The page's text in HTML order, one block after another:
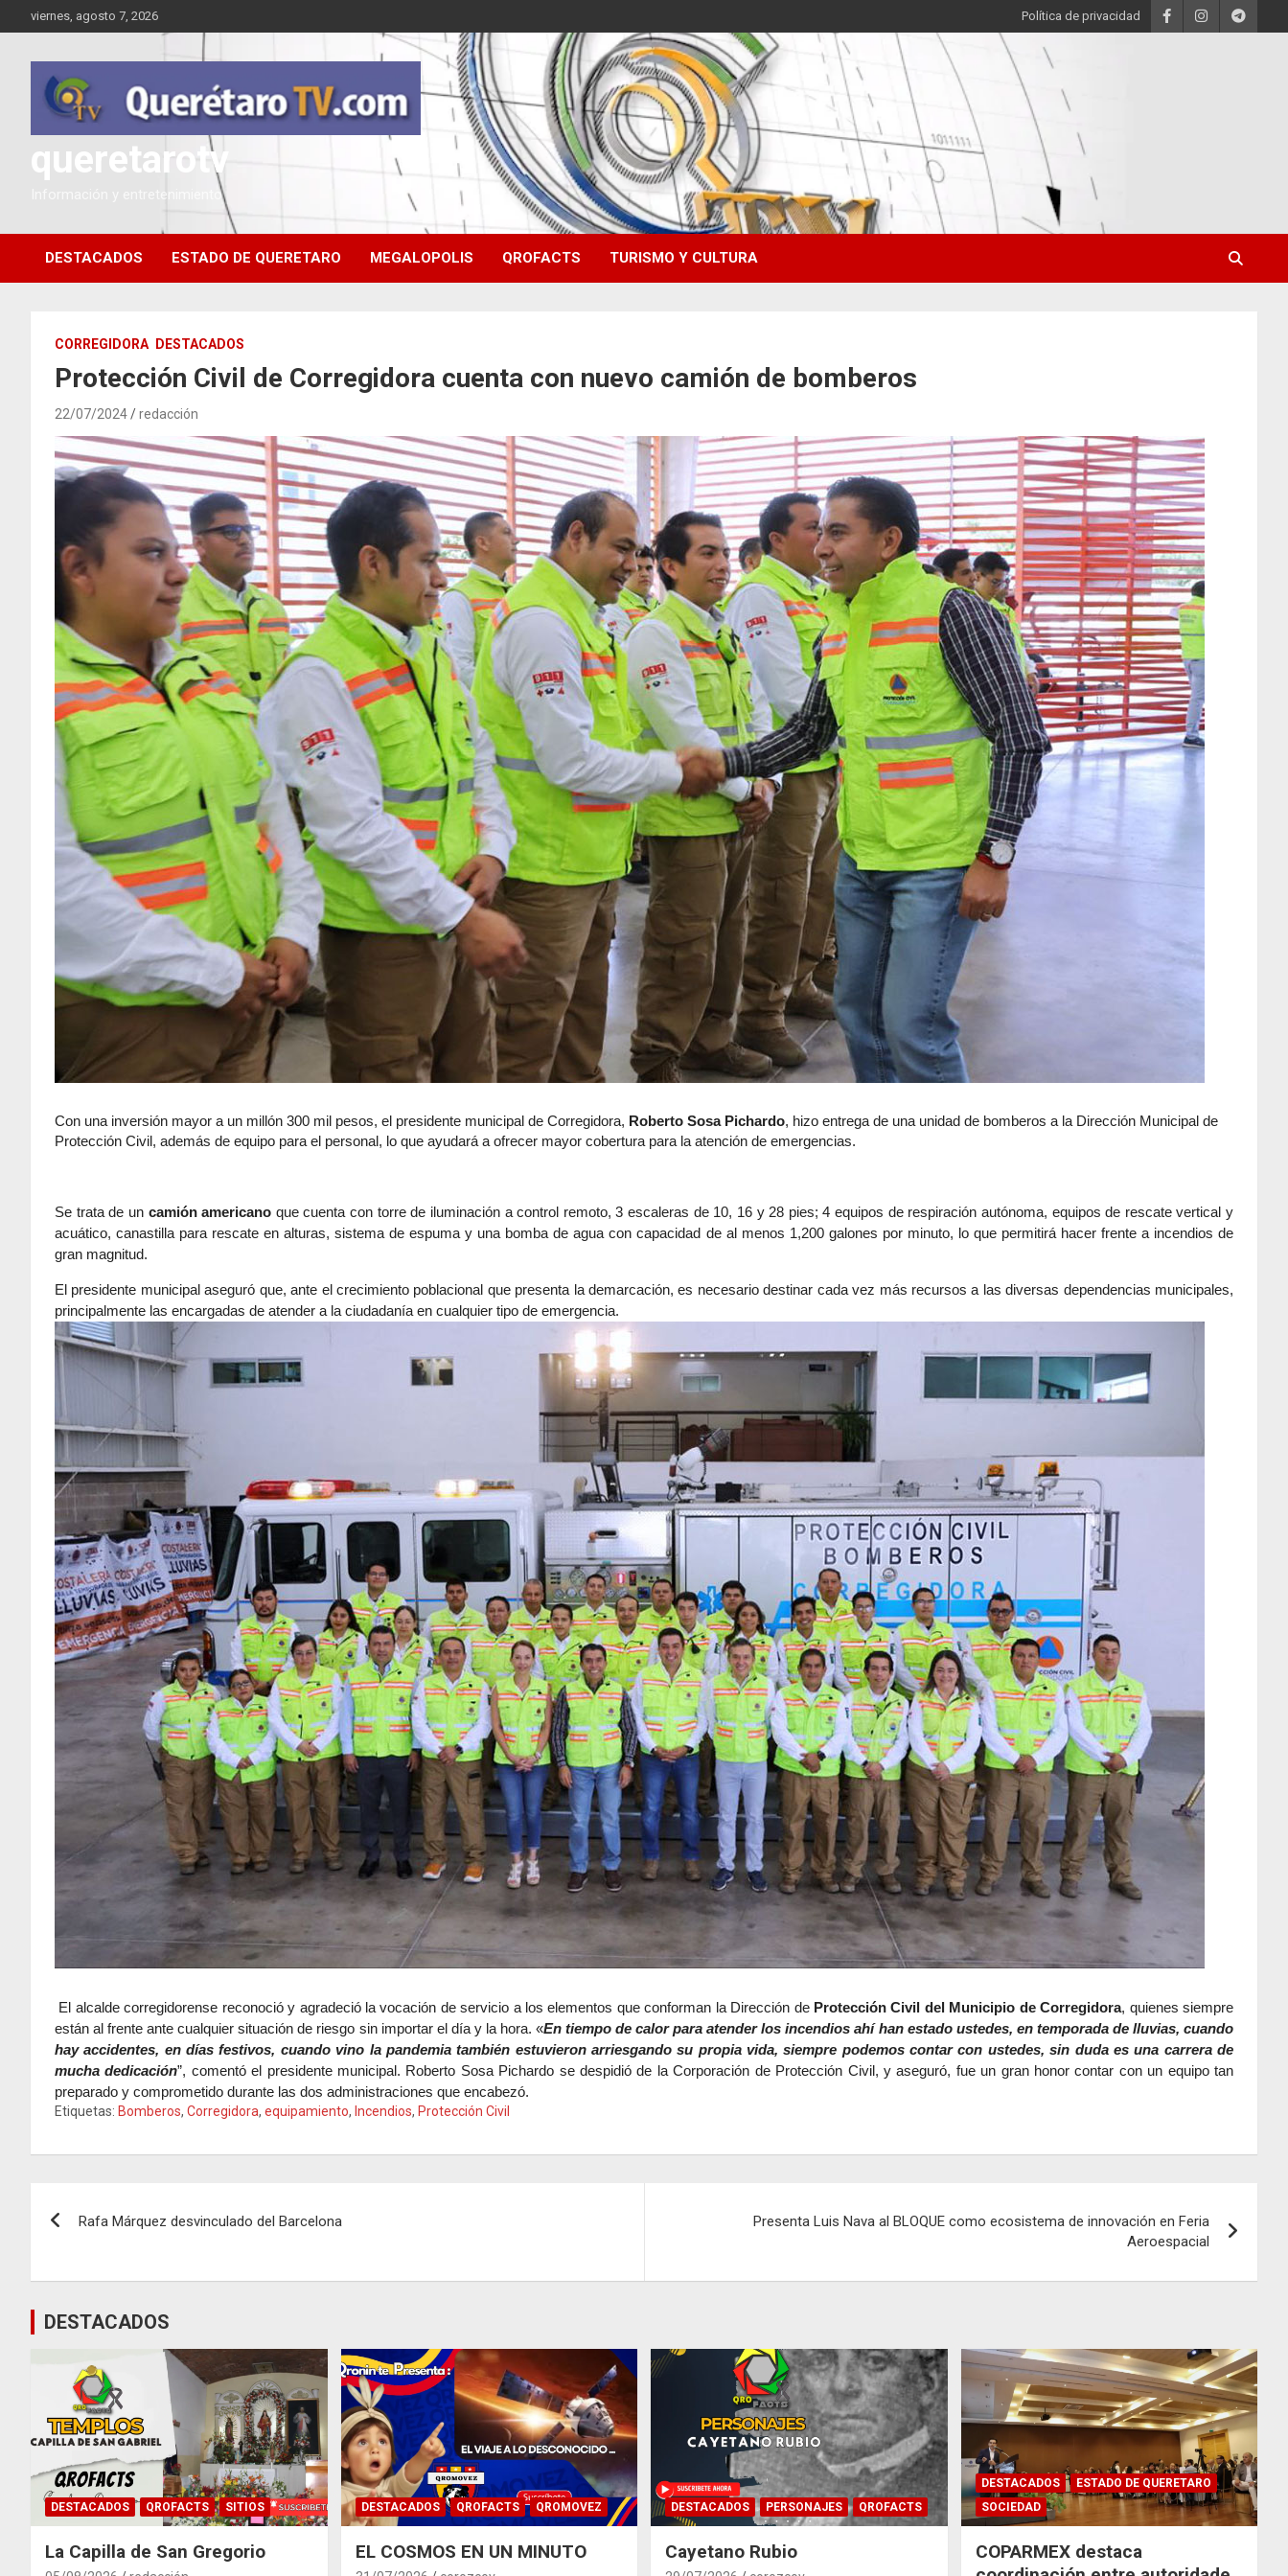
al
viernes, agosto 7, 2026 Política de privacidad
queretarotv
Información y entretenimiento
DESTACADOS ESTADO DE QUERETARO MEGALOPOLIS QROFACTS TURISMO Y CULTURA
CORREGIDORA DESTACADOS
Protección Civil de Corregidora cuenta con nuevo camión de bomberos
22/07/2024 redacción
Con una inversión mayor a un millón 300 mil pesos, el presidente municipal de Corregidora, Roberto Sosa Pichardo, hizo entrega de una unidad de bomberos a la Dirección Municipal de
Protección Civil, además de equipo para el personal, lo que ayudará a ofrecer mayor cobertura para la atención de emergencias.
Se trata de un camión americano que cuenta con torre de iluminación a control remoto, 3 escaleras de 10, 16 y 28 pies; 4 equipos de respiración autónoma, equipos de rescate vertical y
acuático, canastilla para rescate en alturas, sistema de espuma y una bomba de agua con capacidad de al menos 1,200 galones por minuto, lo que permitirá hacer frente a incendios de
gran magnitud.
El presidente municipal aseguró que, ante el crecimiento poblacional que presenta la demarcación, es necesario destinar cada vez más recursos a las diversas dependencias municipales,
principalmente las encargadas de atender a la ciudadanía en cualquier tipo de emergencia.
El alcalde corregidorense reconoció y agradeció la vocación de servicio a los elementos que conforman la Dirección de Protección Civil del Municipio de Corregidora, quienes siempre
están al frente ante cualquier situación de riesgo sin importar el día y la hora. «En tiempo de calor para atender los incendios ahí han estado ustedes, en temporada de lluvias, cuando
hay accidentes, en días festivos, cuando vino la pandemia también estuvieron arriesgando su propia vida, siempre podemos contar con ustedes, sin duda es una carrera de
mucha dedicación”, comentó el presidente municipal. Roberto Sosa Pichardo se despidió de la Corporación de Protección Civil, y aseguró, fue un gran honor contar con un equipo tan
preparado y comprometido durante las dos administraciones que encabezó.
Etiquetas: Bomberos, Corregidora, equipamiento, Incendios, Protección Civil
entradas
Rafa Márquez desvinculado del Barcelona
Presenta Luis Nava al BLOQUE como ecosistema de innovación en Feria
Aeroespacial
DESTACADOS
DESTACADOS QROFACTS SITIOS
La Capilla de San Gregorio
DESTACADOS QROFACTS QROMOVEZ
EL COSMOS EN UN MINUTO
DESTACADOS PERSONAJES QROFACTS
Cayetano Rubio
DESTACADOS
ESTADO DE QUERETARO
SOCIEDAD
COPARMEX destaca